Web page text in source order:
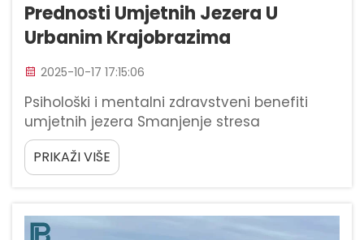
Prednosti Umjetnih Jezera U
Urbanim Krajobrazima
2025-10-17 17:15:06
Psihološki i mentalni zdravstveni benefiti
umjetnih jezera Smanjenje stresa
izloženošću umjetnim jezerima Blizina
umjetnim jezerima smanjuje razinu kortizola
do 38% već nakon 20 minuta, prema
ekološke psihologije...
PRIKAŽI VIŠE